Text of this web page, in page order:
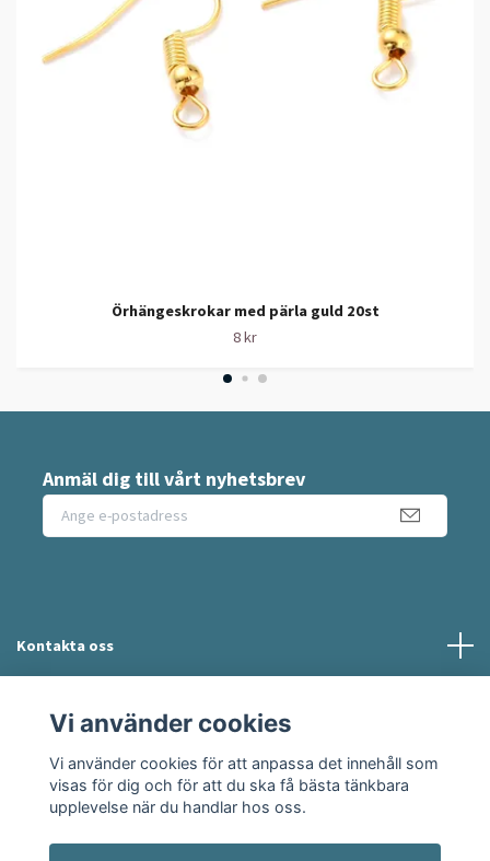
Örhängeskrokar med pärla guld 20st
8 kr
Anmäl dig till vårt nyhetsbrev
Kontakta oss
Sociala medier
Vi använder cookies
Vi använder cookies för att anpassa det innehåll som
visas för dig och för att du ska få bästa tänkbara
upplevelse när du handlar hos oss.